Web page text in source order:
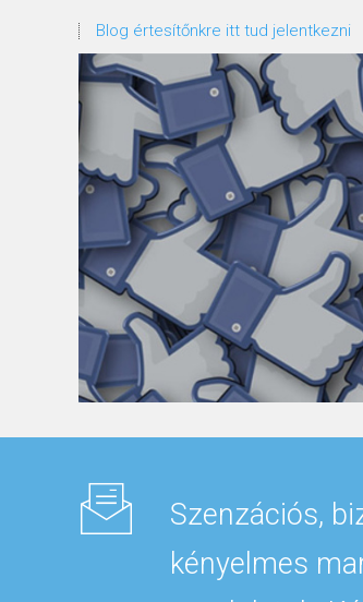
Blog értesítőnkre itt tud jelentkezni
Szenzációs,
kényelmes